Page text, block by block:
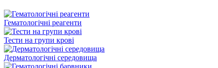
Гематологічні реагенти
Тести на групи крові
Дерматологічні середовища